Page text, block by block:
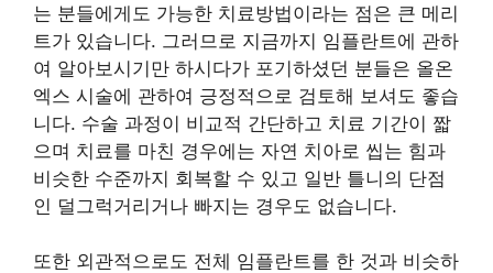
는 분들에게도 가능한 치료방법이라는 점은 큰 메리
트가 있습니다. 그러므로 지금까지 임플란트에 관하
여 알아보시기만 하시다가 포기하셨던 분들은 올온
엑스 시술에 관하여 긍정적으로 검토해 보셔도 좋습
니다. 수술 과정이 비교적 간단하고 치료 기간이 짧
으며 치료를 마친 경우에는 자연 치아로 씹는 힘과
비슷한 수준까지 회복할 수 있고 일반 틀니의 단점
인 덜그럭거리거나 빠지는 경우도 없습니다.
또한 외관적으로도 전체 임플란트를 한 것과 비슷하